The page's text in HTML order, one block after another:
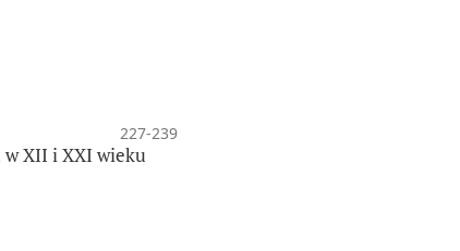
227-239
XII i XXI wieku